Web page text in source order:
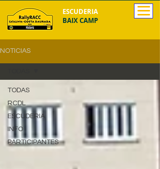
ESCUDERIA
BAIX CAMP
NOTICIAS
TODAS
RCDL
ESCUDERIA
INFO
PARTICIPANTES